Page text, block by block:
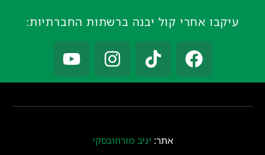
עיקבו אחרי קול יבנה ברשתות החברתיות:
אתר: יניב מורוזובסקי